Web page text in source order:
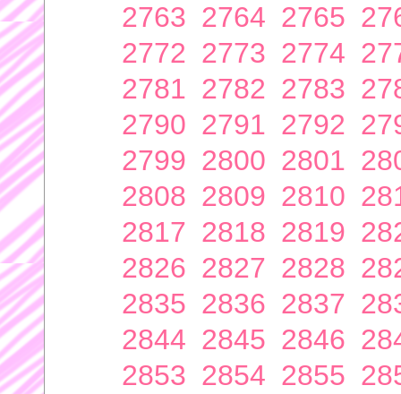
2763 2764 2765
2772 2773 2774
2781 2782 2783
2790 2791 2792
2799 2800 2801
2808 2809 2810
2817 2818 2819
2826 2827 2828
2835 2836 2837
2844 2845 2846
2853 2854 2855